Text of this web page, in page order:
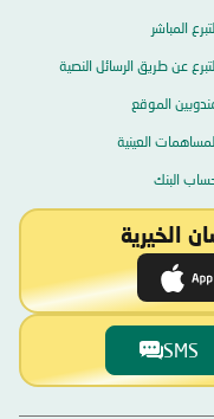
المباشر
عن طريق الرسائل النصية
الموقع
العينية
البنك
الخيرية
SMS